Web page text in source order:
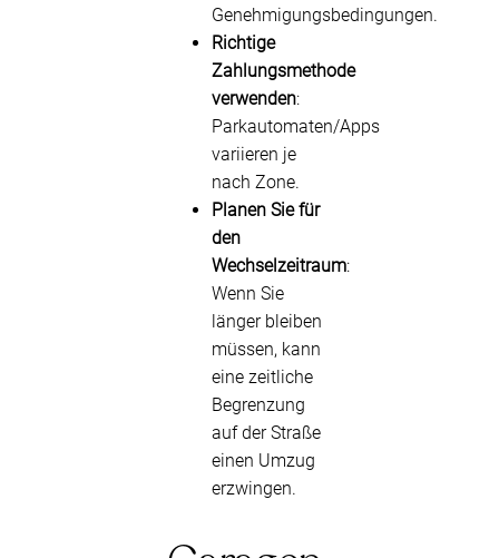
Genehmigungsbedingungen.
Richtige
Zahlungsmethode
verwenden:
Parkautomaten/Apps
variieren je
nach Zone.
Planen Sie für
den
Wechselzeitraum:
Wenn Sie
länger bleiben
müssen, kann
eine zeitliche
Begrenzung
auf der Straße
einen Umzug
erzwingen.